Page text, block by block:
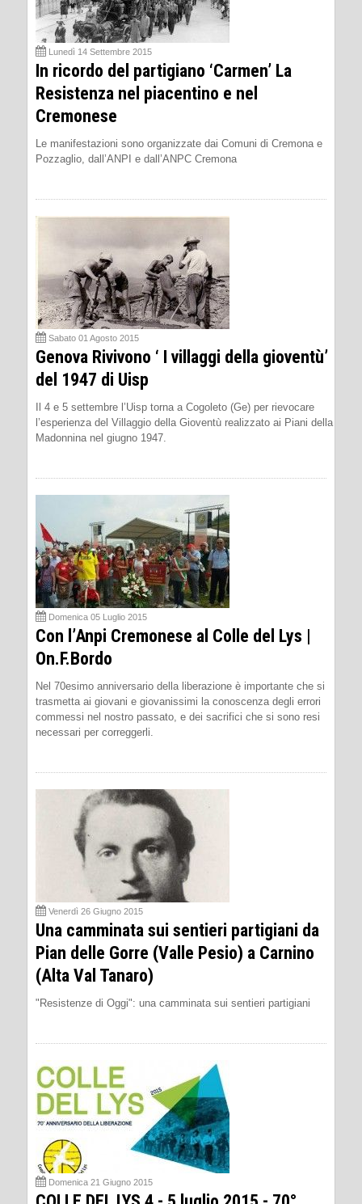
Lunedì 14 Settembre 2015
In ricordo del partigiano ‘Carmen’ La
Resistenza nel piacentino e nel
Cremonese
Le manifestazioni sono organizzate dai Comuni di Cremona e
Pozzaglio, dall’ANPI e dall’ANPC Cremona
Sabato 01 Agosto 2015
Genova Rivivono ‘ I villaggi della gioventù’
del 1947 di Uisp
Il 4 e 5 settembre l’Uisp torna a Cogoleto (Ge) per rievocare
l’esperienza del Villaggio della Gioventù realizzato ai Piani della
Madonnina nel giugno 1947.
Domenica 05 Luglio 2015
Con l’Anpi Cremonese al Colle del Lys |
On.F.Bordo
Nel 70esimo anniversario della liberazione è importante che si
trasmetta ai giovani e giovanissimi la conoscenza degli errori
commessi nel nostro passato, e dei sacrifici che si sono resi
necessari per correggerli.
Venerdì 26 Giugno 2015
Una camminata sui sentieri partigiani da
Pian delle Gorre (Valle Pesio) a Carnino
(Alta Val Tanaro)
"Resistenze di Oggi": una camminata sui sentieri partigiani
Domenica 21 Giugno 2015